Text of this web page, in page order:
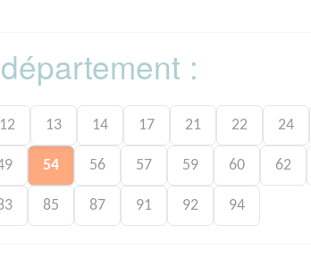
:
12 13 14 17 21 22 24
54 56 57 59 60 62
85 87 91 92 94